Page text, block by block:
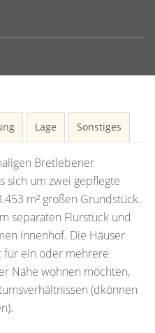
Lage Sonstiges
Bretlebener
sich um zwei gepflegte
m² großen Grundstück.
separaten Flurstück und
Innenhof. Die Häuser
für ein oder mehrere
Nähe wohnen möchten,
(dkönnen